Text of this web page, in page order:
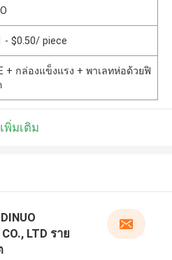
- $0.50/ piece
+ กล่องแข็งแรง + พาเลทห่อด้วยฟิ
พิ่มเติม
LTD ราย